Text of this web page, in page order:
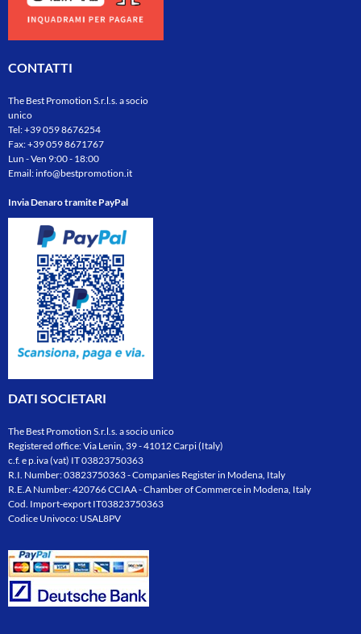
CONTATTI
The Best Promotion S.r.l.s. a socio
unico
Tel:+39 059 8676254
Fax: +39 059 8671767
Lun - Ven 9:00 - 18:00
Email:info@bestpromotion.it
Invia Denaro tramite PayPal
DATI SOCIETARI
The Best Promotion S.r.l.s. a socio unico
Registered office: Via Lenin, 39 - 41012 Carpi (Italy)
c.f. e p.iva (vat) IT 03823750363
R.I. Number: 03823750363 - Companies Register in Modena, Italy
R.E.A Number: 420766 CCIAA - Chamber of Commerce in Modena, Italy
Cod. Import-export IT03823750363
Codice Univoco: USAL8PV